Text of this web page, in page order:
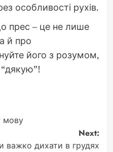
особливості рухів.
прес – це не лише
й про
його з розумом,
мову
Next:
важко дихати в грудях